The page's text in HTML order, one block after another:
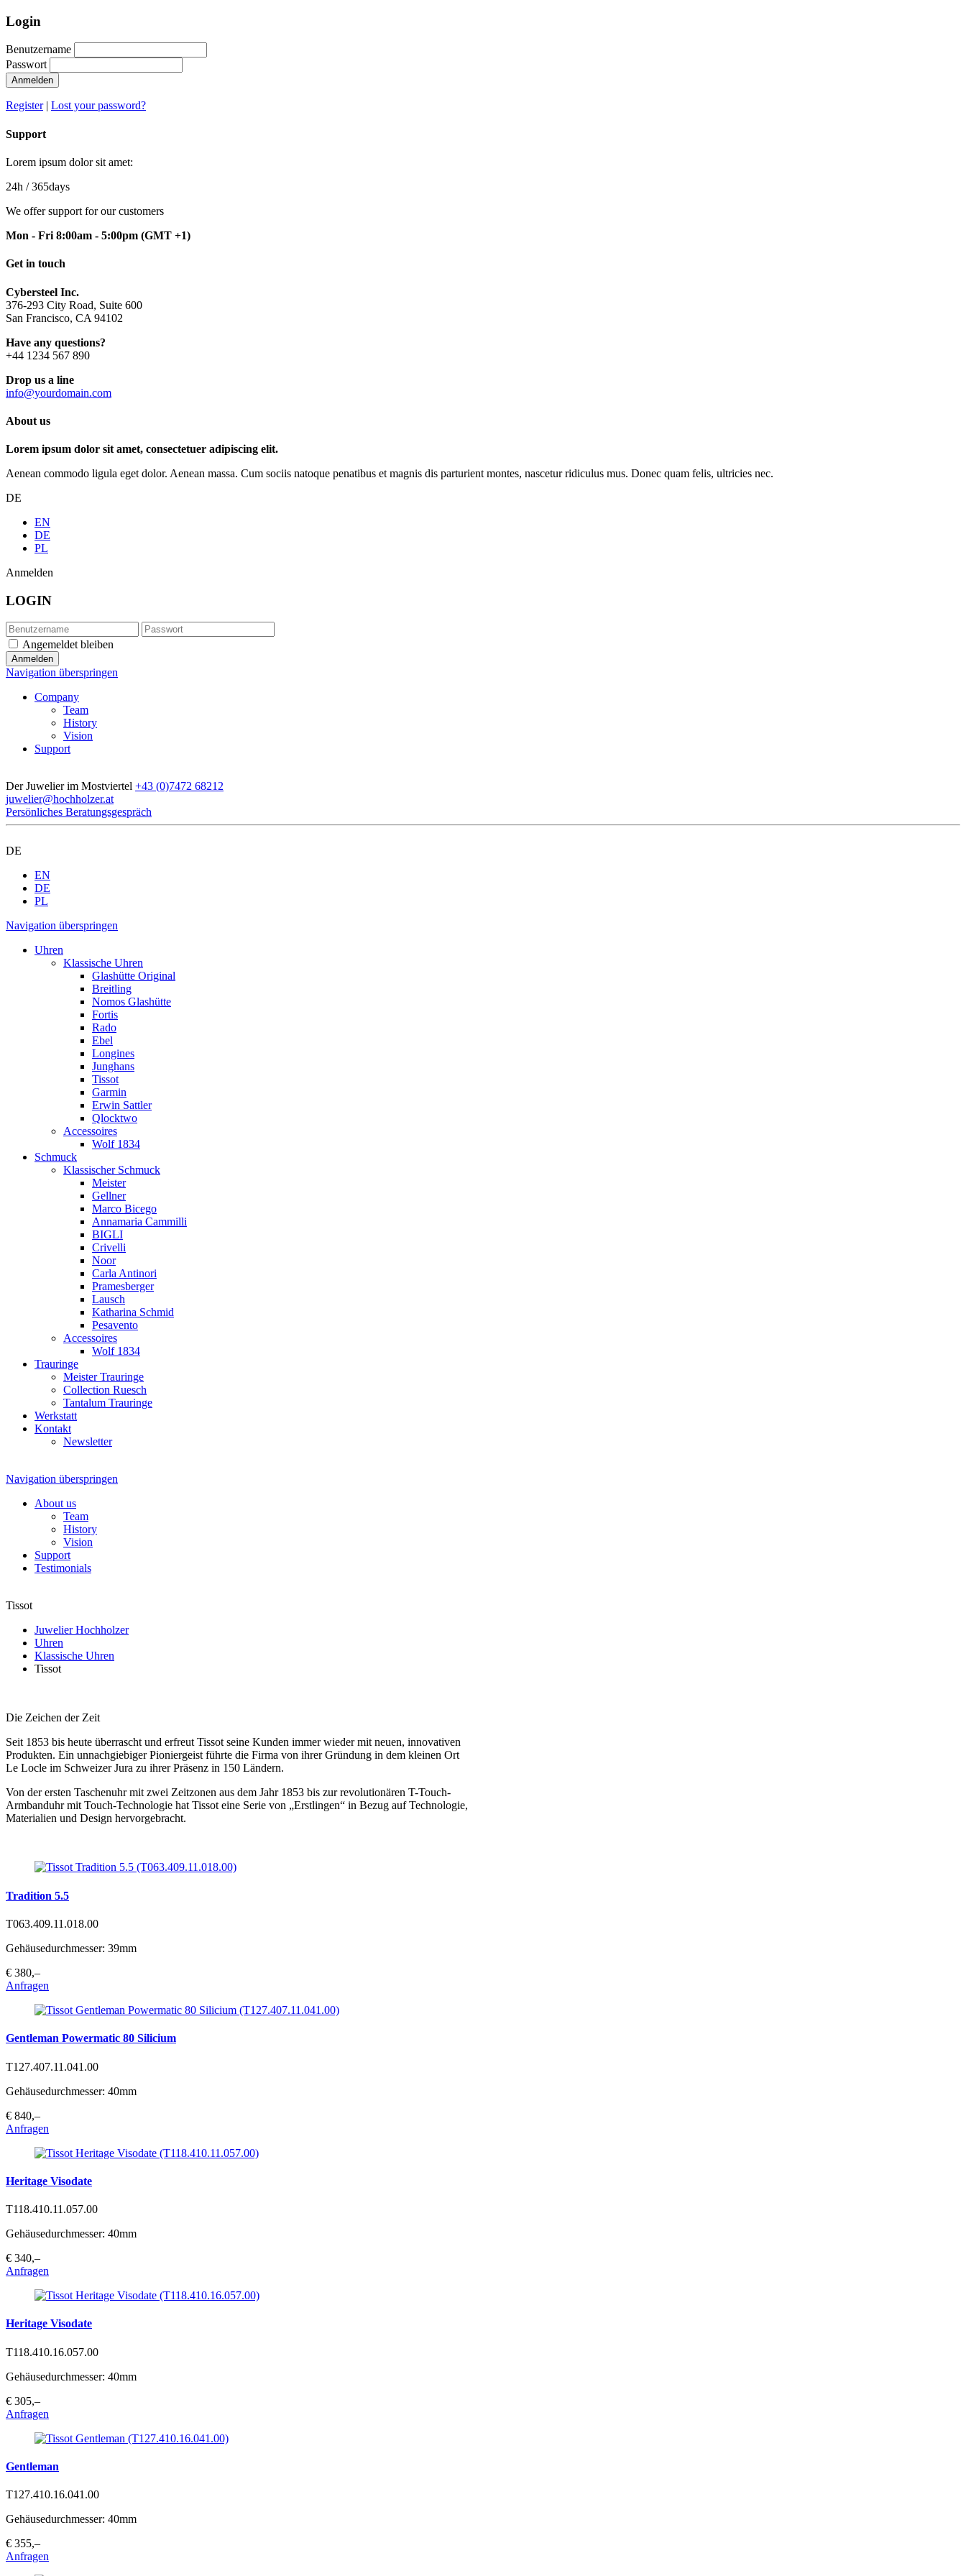
Login
Benutzername
Passwort
Anmelden
Register| Lost your password?
Support
Lorem ipsum dolor sit amet:
24h / 365days
We offer support for our customers
Mon - Fri 8:00am - 5:00pm (GMT +1)
Get in touch
Cybersteel Inc.
376-293 City Road, Suite 600
San Francisco, CA 94102
Have any questions?
+44 1234 567 890
Drop us a line
info@yourdomain.com
About us
Lorem ipsum dolor sit amet, consectetuer adipiscing elit.
Aenean commodo ligula eget dolor. Aenean massa. Cum sociis natoque penatibus et magnis dis parturient montes, nascetur ridiculus mus. Donec quam felis, ultricies nec.
DE
EN
DE
PL
Anmelden
LOGIN
Angemeldet bleiben
Navigation überspringen
Company
Team
History
Vision
Support
Der Juwelier im Mostviertel +43 (0)7472 68212
juwelier@hochholzer.at
Persönliches Beratungsgespräch
DE
EN
DE
PL
Navigation überspringen
Uhren
Klassische Uhren
Glashütte Original
Breitling
Nomos Glashütte
Fortis
Rado
Ebel
Longines
Junghans
Tissot
Garmin
Erwin Sattler
Qlocktwo
Accessoires
Wolf 1834
Schmuck
Klassischer Schmuck
Meister
Gellner
Marco Bicego
Annamaria Cammilli
BIGLI
Crivelli
Noor
Carla Antinori
Pramesberger
Lausch
Katharina Schmid
Pesavento
Accessoires
Wolf 1834
Trauringe
Meister Trauringe
Collection Ruesch
Tantalum Trauringe
Werkstatt
Kontakt
Newsletter
Navigation überspringen
About us
Team
History
Vision
Support
Testimonials
Tissot
Juwelier Hochholzer
Uhren
Klassische Uhren
Tissot
Die Zeichen der Zeit
Seit 1853 bis heute überrascht und erfreut Tissot seine Kunden immer wieder mit neuen, innovativen
Produkten. Ein unnachgiebiger Pioniergeist führte die Firma von ihrer Gründung in dem kleinen Ort
Le Locle im Schweizer Jura zu ihrer Präsenz in 150 Ländern.
Von der ersten Taschenuhr mit zwei Zeitzonen aus dem Jahr 1853 bis zur revolutionären T-Touch-
Armbanduhr mit Touch-Technologie hat Tissot eine Serie von „Erstlingen“ in Bezug auf Technologie,
Materialien und Design hervorgebracht.
Tradition 5.5
T063.409.11.018.00
Gehäusedurchmesser: 39mm
€ 380,–
Anfragen
Gentleman Powermatic 80 Silicium
T127.407.11.041.00
Gehäusedurchmesser: 40mm
€ 840,–
Anfragen
Heritage Visodate
T118.410.11.057.00
Gehäusedurchmesser: 40mm
€ 340,–
Anfragen
Heritage Visodate
T118.410.16.057.00
Gehäusedurchmesser: 40mm
€ 305,–
Anfragen
Gentleman
T127.410.16.041.00
Gehäusedurchmesser: 40mm
€ 355,–
Anfragen